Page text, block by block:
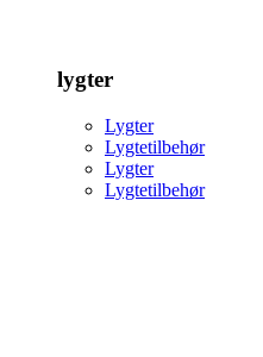
lygter
Lygter
Lygtetilbehør
Lygter
Lygtetilbehør